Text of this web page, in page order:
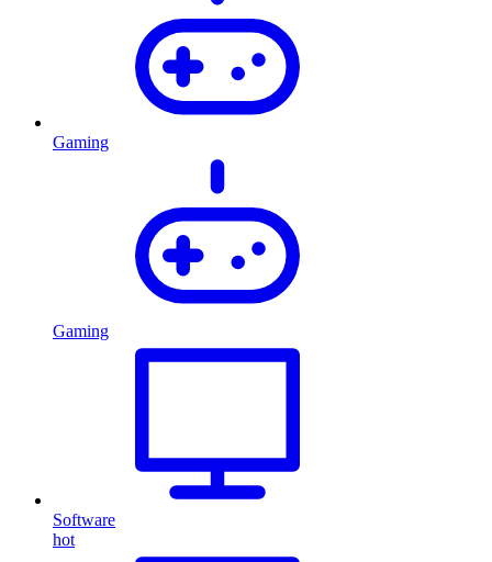
Gaming
Gaming
Software
hot